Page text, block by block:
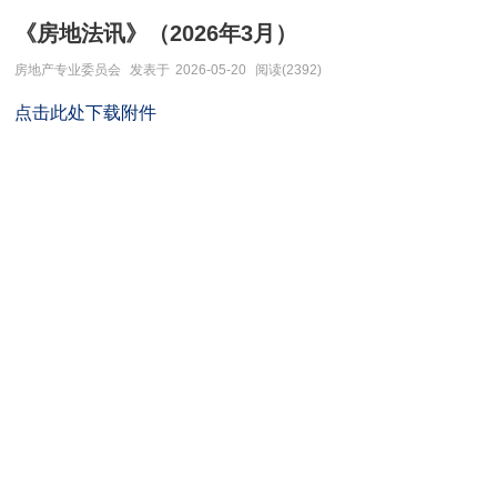
《房地法讯》（2026年3月）
房地产专业委员会 发表于 2026-05-20 阅读(2392)
点击此处下载附件